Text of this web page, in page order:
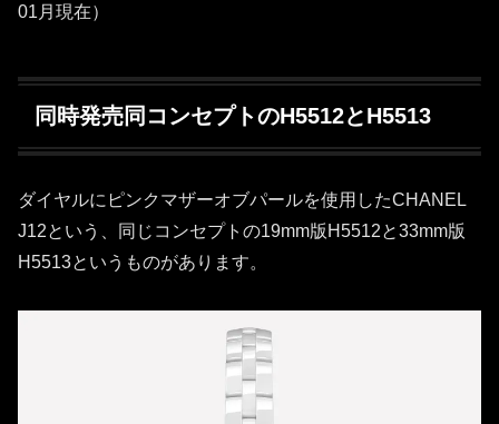
01月現在）
同時発売同コンセプトのH5512とH5513
ダイヤルにピンクマザーオブパールを使用したCHANEL
J12という、同じコンセプトの19mm版H5512と33mm版
H5513というものがあります。